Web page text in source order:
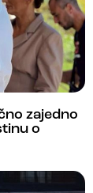
zajedno
o